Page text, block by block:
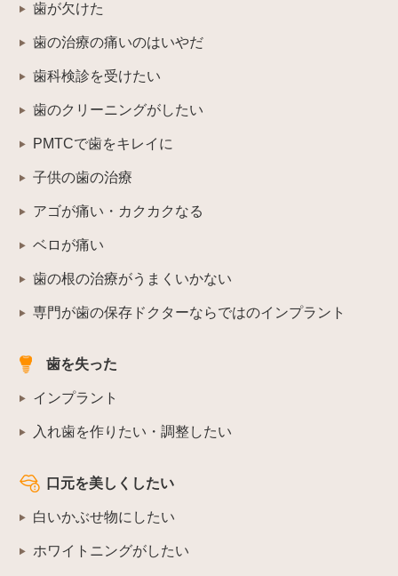
歯が欠けた
歯の治療の痛いのはいやだ
歯科検診を受けたい
歯のクリーニングがしたい
PMTCで歯をキレイに
子供の歯の治療
アゴが痛い・カクカクなる
ベロが痛い
歯の根の治療がうまくいかない
専門が歯の保存ドクターならではのインプラント
歯を失った
インプラント
入れ歯を作りたい・調整したい
口元を美しくしたい
白いかぶせ物にしたい
ホワイトニングがしたい